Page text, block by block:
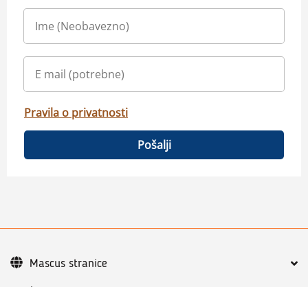
Pravila o privatnosti
Pošalji
Mascus stranice